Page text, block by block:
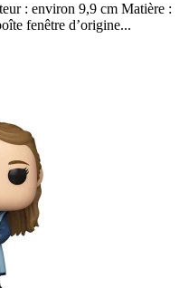
: environ 9,9 cm Matière :
fenêtre d’origine...